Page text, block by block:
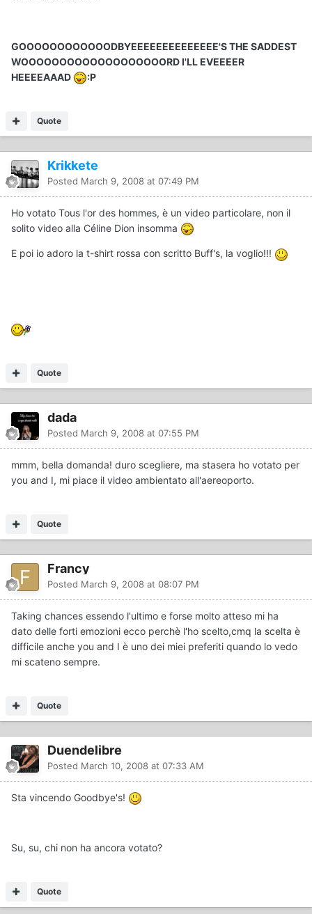
GOOOOOOOOOOOODBYEEEEEEEEEEEEEE'S THE SADDEST
WOOOOOOOOOOOOOOOOOOORD I'LL EVEEEER
HEEEEAAAD
:P
Quote
Krikkete
Posted March 9, 2008 at 07:49 PM
Ho votato Tous l'or des hommes, è un video particolare, non il
solito video alla Céline Dion insomma
E poi io adoro la t-shirt rossa con scritto Buff's, la voglio!!!
Quote
dada
Posted March 9, 2008 at 07:55 PM
mmm, bella domanda! duro scegliere, ma stasera ho votato per
you and I, mi piace il video ambientato all'aereoporto.
Quote
Francy
Posted March 9, 2008 at 08:07 PM
Taking chances essendo l'ultimo e forse molto atteso mi ha
dato delle forti emozioni ecco perchè l'ho scelto,cmq la scelta è
difficile anche you and I è uno dei miei preferiti quando lo vedo
mi scateno sempre.
Quote
Duendelibre
Posted March 10, 2008 at 07:33 AM
Sta vincendo Goodbye's!
Su, su, chi non ha ancora votato?
Quote